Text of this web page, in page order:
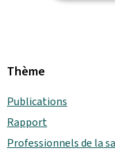
Thème
Publications
Rapport
Professionnels de la